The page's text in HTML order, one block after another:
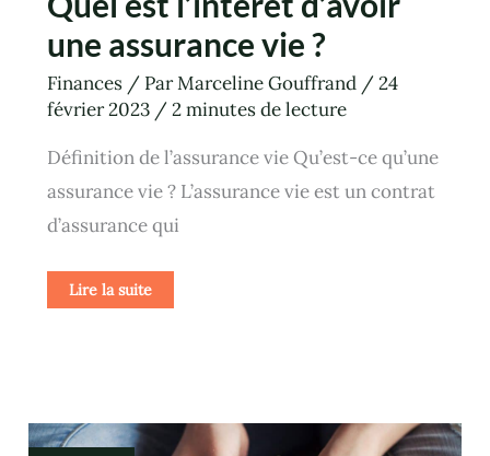
une assurance vie ?
Finances / ParMarceline Gouffrand /24
février 2023 /2 minutes de lecture
Définition de l’assurance vie Qu’est-ce qu’une
assurance vie ? L’assurance vie est un contrat
d’assurance qui
Lire la suite